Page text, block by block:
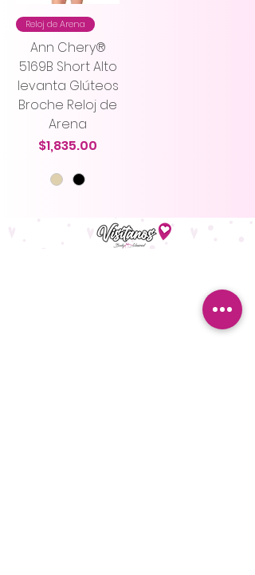
Reloj de Arena
Ann Chery®
5169B Short Alto
levanta Glúteos
Broche Reloj de
Arena
Precio
$1,835.00